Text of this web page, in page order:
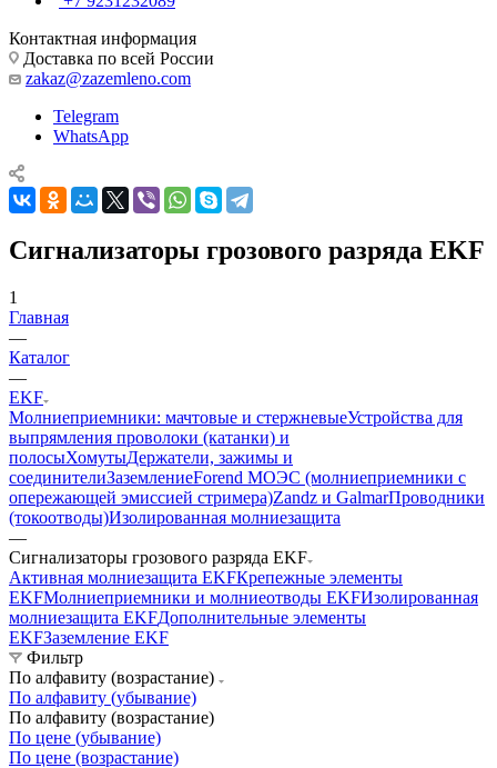
Контактная информация
Доставка по всей России
zakaz@zazemleno.com
Telegram
WhatsApp
Сигнализаторы грозового разряда EKF
1
Главная
—
Каталог
—
EKF
Молниеприемники: мачтовые и стержневыеУстройства для
выпрямления проволоки (катанки) и
полосыХомутыДержатели, зажимы и
соединителиЗаземлениеForend МОЭС (молниеприемники с
опережающей эмиссией стримера)Zandz и GalmarПроводники
(токоотводы)Изолированная молниезащита
—
Сигнализаторы грозового разряда EKF
Активная молниезащита EKFКрепежные элементы
EKFМолниеприемники и молниеотводы EKFИзолированная
молниезащита EKFДополнительные элементы
EKFЗаземление EKF
Фильтр
По алфавиту (возрастание)
По алфавиту (убывание)
По алфавиту (возрастание)
По цене (убывание)
По цене (возрастание)